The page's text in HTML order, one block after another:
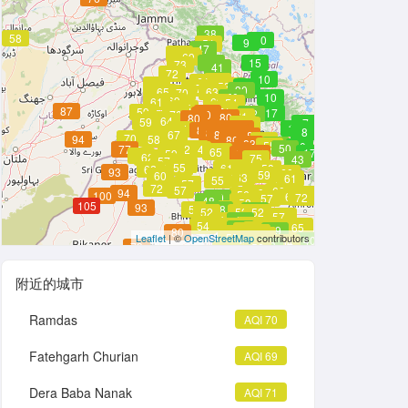
52
52
69
42
87
52
100
52
65
54
52
54
71
10
72
52
55
75
30
52
75
70
63
52
79
65
53
52
78
38
52
72
70
7
17
52
52
82
17
61
52
64
65
10
52
54
80
41
52
63
60
59
52
63
83
60
52
77 50
54
50
58
59
69
72
52
84
93
57
52
54
61
57
67
52
57
55
61
78
66
63
52
49
57
60
59
40
52
58
52
93
48
80
50
53
68
9
67
56
80
21
77
69
83
64
53
66
51
62
69
17
10
48
74
43
69
61
62
15
52
78
47
52
64 55
59
64
86
61
70 50
48
58
70
73
48
94
59
52
55
62
57
67
52
59
56
59
80 65
53
49
48
63
57
58
52
94
52
105 52
68
56
80
67
57
70
35
77
61
79
67
51
82
65
47
60
8
42
55
81
20
64
Leaflet| ©OpenStreetMapcontributors
附近的城市
Ramdas AQI 70
Fatehgarh Churian AQI 69
Dera Baba Nanak AQI 71